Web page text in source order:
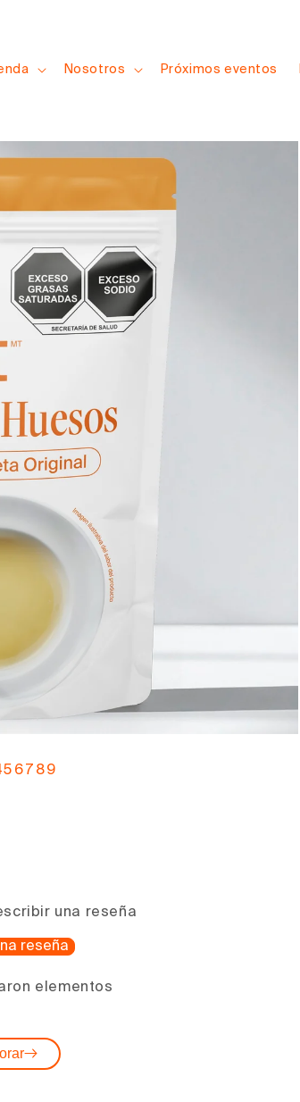
Nosotros Próximos eventos
5 6 7 89
una reseña
reseña
elementos